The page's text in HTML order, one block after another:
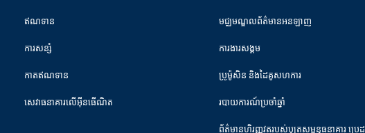
ឥណទាន
ការសន្សំ
កាតឥណទាន
សេវាធនាគារលើអ៊ីនធើណិត
មជ្ឈមណ្ឌលព័ត៌មានអនឡាញ
ការងារសង្គម
ប្រូម៉ូសិន និងដៃគូសហការ
របាយការណ៍ប្រចាំឆ្នាំ
ព័ត៌មានហិរញ្ញវត្ថុរបស់បុត្រសម្ពន្ធធនាគារ ប្រេដ